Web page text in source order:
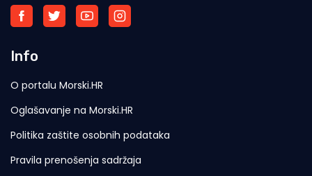
Info
O portalu Morski.HR
Oglašavanje na Morski.HR
Politika zaštite osobnih podataka
Pravila prenošenja sadržaja